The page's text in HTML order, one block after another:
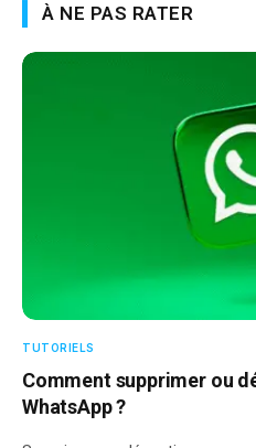
À NE PAS RATER
TUTORIELS
Comment supprimer ou
WhatsApp ?